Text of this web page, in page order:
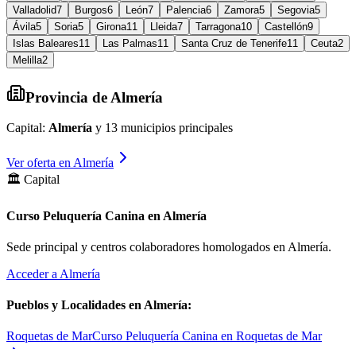
Valladolid7 Burgos6 León7 Palencia6 Zamora5 Segovia5
Ávila5 Soria5 Girona11 Lleida7 Tarragona10 Castellón9
Islas Baleares11 Las Palmas11 Santa Cruz de Tenerife11 Ceuta2
Melilla2
Provincia de Almería
Capital: Almería y 13 municipios principales
Ver oferta en Almería
🏛️ Capital
Curso Peluquería Canina en Almería
Sede principal y centros colaboradores homologados en Almería.
Acceder a Almería
Pueblos y Localidades en Almería:
Roquetas de MarCurso Peluquería Canina en Roquetas de Mar